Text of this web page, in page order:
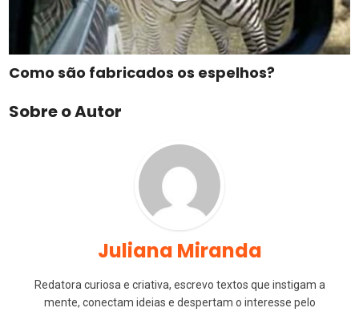
Como são fabricados os espelhos?
Sobre o Autor
Juliana Miranda
Redatora curiosa e criativa, escrevo textos que instigam a
mente, conectam ideias e despertam o interesse pelo